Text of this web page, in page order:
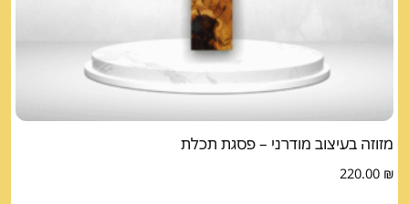
מזוזה בעיצוב מודרני – פסגת תכלת
220.00 ₪